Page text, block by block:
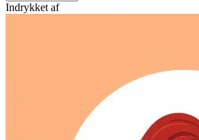
Indrykket af